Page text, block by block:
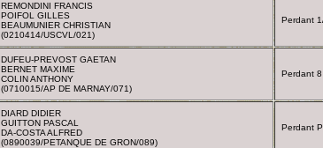
REMONDINI FRANCIS
POIFOL GILLES
BEAUMUNIER CHRISTIAN
(0210414/USCVL/021)
Perdant
DUFEU-PREVOST GAETAN
BERNET MAXIME
COLIN ANTHONY
(0710015/AP DE MARNAY/071)
Perdant 8
DIARD DIDIER
GUITTON PASCAL
DA-COSTA ALFRED
(0890039/PETANQUE DE GRON/089)
Perdant